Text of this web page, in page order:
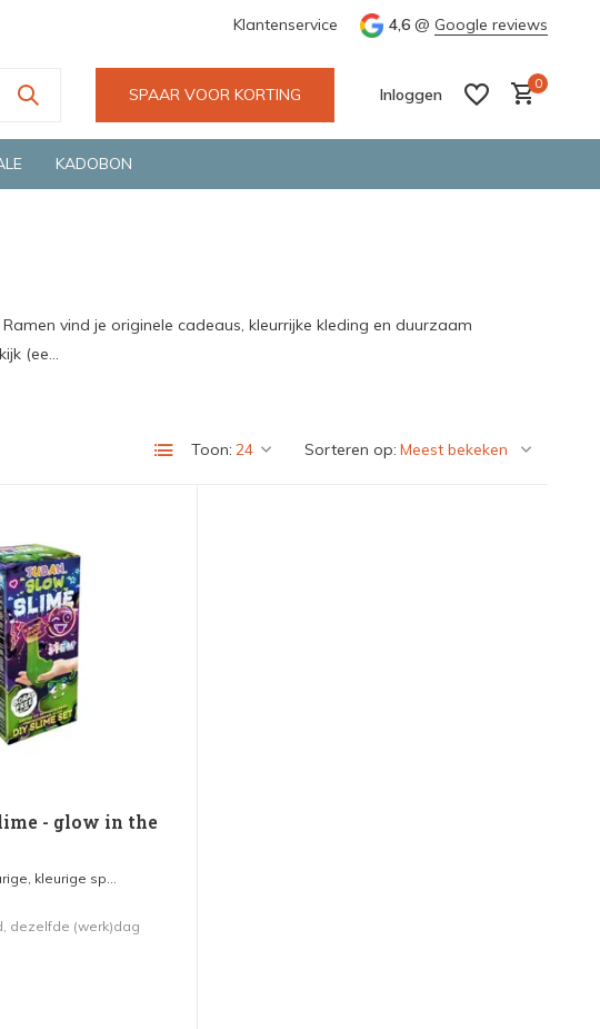
Groene en snelle bezorging door o.a. Fietskoerier en GLS. Wij
Klantenservice 4,6 @ Google reviews
SPAAR VOOR KORTING Inloggen
0
KADOBON
vind je originele cadeaus, kleurrijke kleding en duurzaam
(ee...
Toon: Sorteren op:
- glow in the
kleurige sp...
dezelfde (werk)dag